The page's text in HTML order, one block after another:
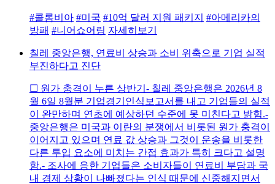
#콜롬비아 #미국 #10억 달러 지원 패키지 #아메리카의
방패 #니어쇼어링 자세히보기
칠레 중앙은행, 연료비 상승과 소비 위축으로 기업 실적
부진하다고 진단
☐ 원가 충격이 누른 상반기- 칠레 중앙은행은 2026년 8
월 6일 8월분 기업경기인식보고서를 내고 기업들의 실적
이 완만하며 연초에 예상하던 수준에 못 미친다고 밝힘.-
중앙은행은 미국과 이란의 분쟁에서 비롯된 원가 충격이
이어지고 있으며 연료 값 상승과 그것이 운송을 비롯한
다른 투입 요소에 미치는 간접 효과가 특히 크다고 설명
함.- 조사에 응한 기업들은 소비자들이 연료비 부담과 국
내 경제 상황이 나빠졌다는 인식 때문에 신중해지면서